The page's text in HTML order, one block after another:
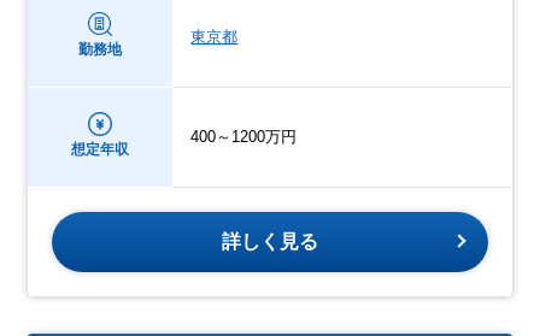
勤務地
東京都
想定年収
400～1200万円
詳しく見る